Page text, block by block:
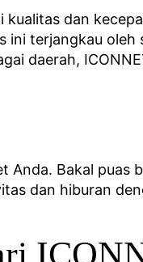
kualitas dan
terjangkau oleh
daerah,
Anda. Bakal
dan hiburan